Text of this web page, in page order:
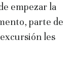
empezar la
parte de
les